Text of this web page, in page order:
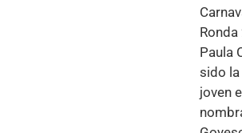
Paula
sido
joven